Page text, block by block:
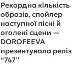
Рекордна кількість
образів, спойлер
наступної пісні й
оголені сцени —
DOROFEEVA
презентувала реліз
“747”